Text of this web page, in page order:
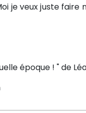
je veux juste faire
époque ! " de